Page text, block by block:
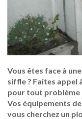
Vous êtes face à
siffle ? Faites appel
pour tout problème
Vos équipements
vous cherchez un